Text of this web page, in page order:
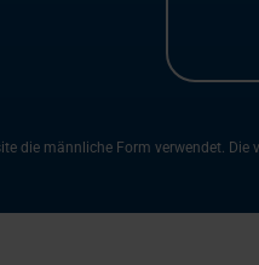
die männliche Form verwendet.